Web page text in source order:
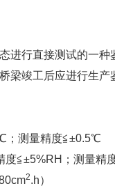
进行直接测试的一
梁竣工后应进行生产
；测量精度≦±0.5℃
度≦±5%RH；测量精
2.h）